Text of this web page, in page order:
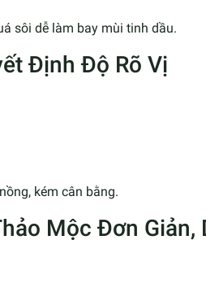
sôi dễ làm bay mùi tinh dầu.
Định Độ Rõ Vị
kém cân bằng.
Mộc Đơn Giản,